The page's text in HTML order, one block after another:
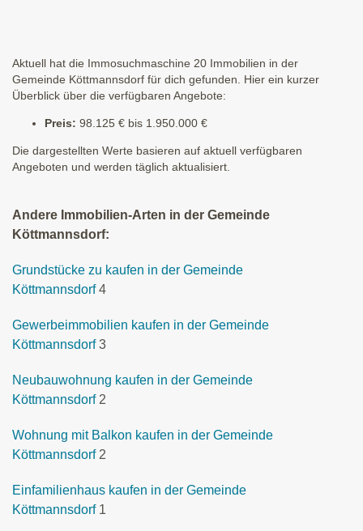
Aktuell hat die Immosuchmaschine 20 Immobilien in der
Gemeinde Köttmannsdorf für dich gefunden. Hier ein kurzer
Überblick über die verfügbaren Angebote:
Preis: 98.125 € bis 1.950.000 €
Die dargestellten Werte basieren auf aktuell verfügbaren
Angeboten und werden täglich aktualisiert.
Andere Immobilien-Arten in der Gemeinde
Köttmannsdorf:
Grundstücke zu kaufen in der Gemeinde
Köttmannsdorf 4
Gewerbeimmobilien kaufen in der Gemeinde
Köttmannsdorf 3
Neubauwohnung kaufen in der Gemeinde
Köttmannsdorf 2
Wohnung mit Balkon kaufen in der Gemeinde
Köttmannsdorf 2
Einfamilienhaus kaufen in der Gemeinde
Köttmannsdorf 1